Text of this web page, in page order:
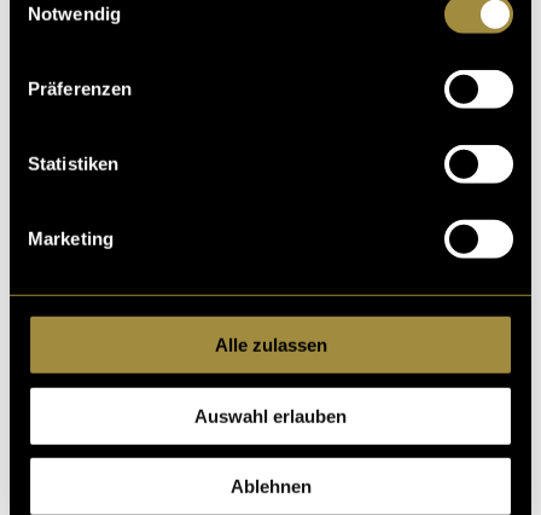
Notwendig
Präferenzen
Statistiken
Marketing
Alle zulassen
Auswahl erlauben
Ablehnen
Bunker beleuchtet